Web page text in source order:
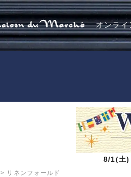
オンラ
8/1(土)
> リネンフォールド